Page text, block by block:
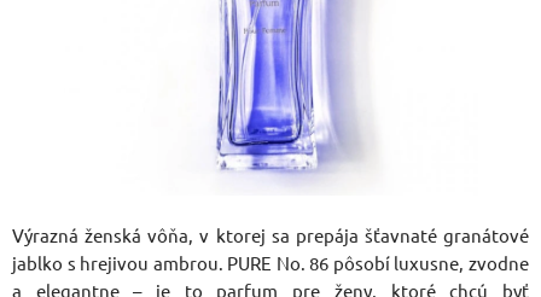
Výrazná ženská vôňa, v ktorej sa prepája šťavnaté granátové
jablko s hrejivou ambrou. PURE No. 86 pôsobí luxusne, zvodne
a elegantne – je to parfum pre ženy, ktoré chcú byť